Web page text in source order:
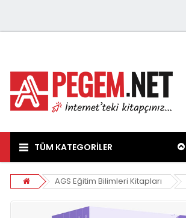
TÜM KATEGORİLER
AGS Eğitim Bilimleri Kitapları